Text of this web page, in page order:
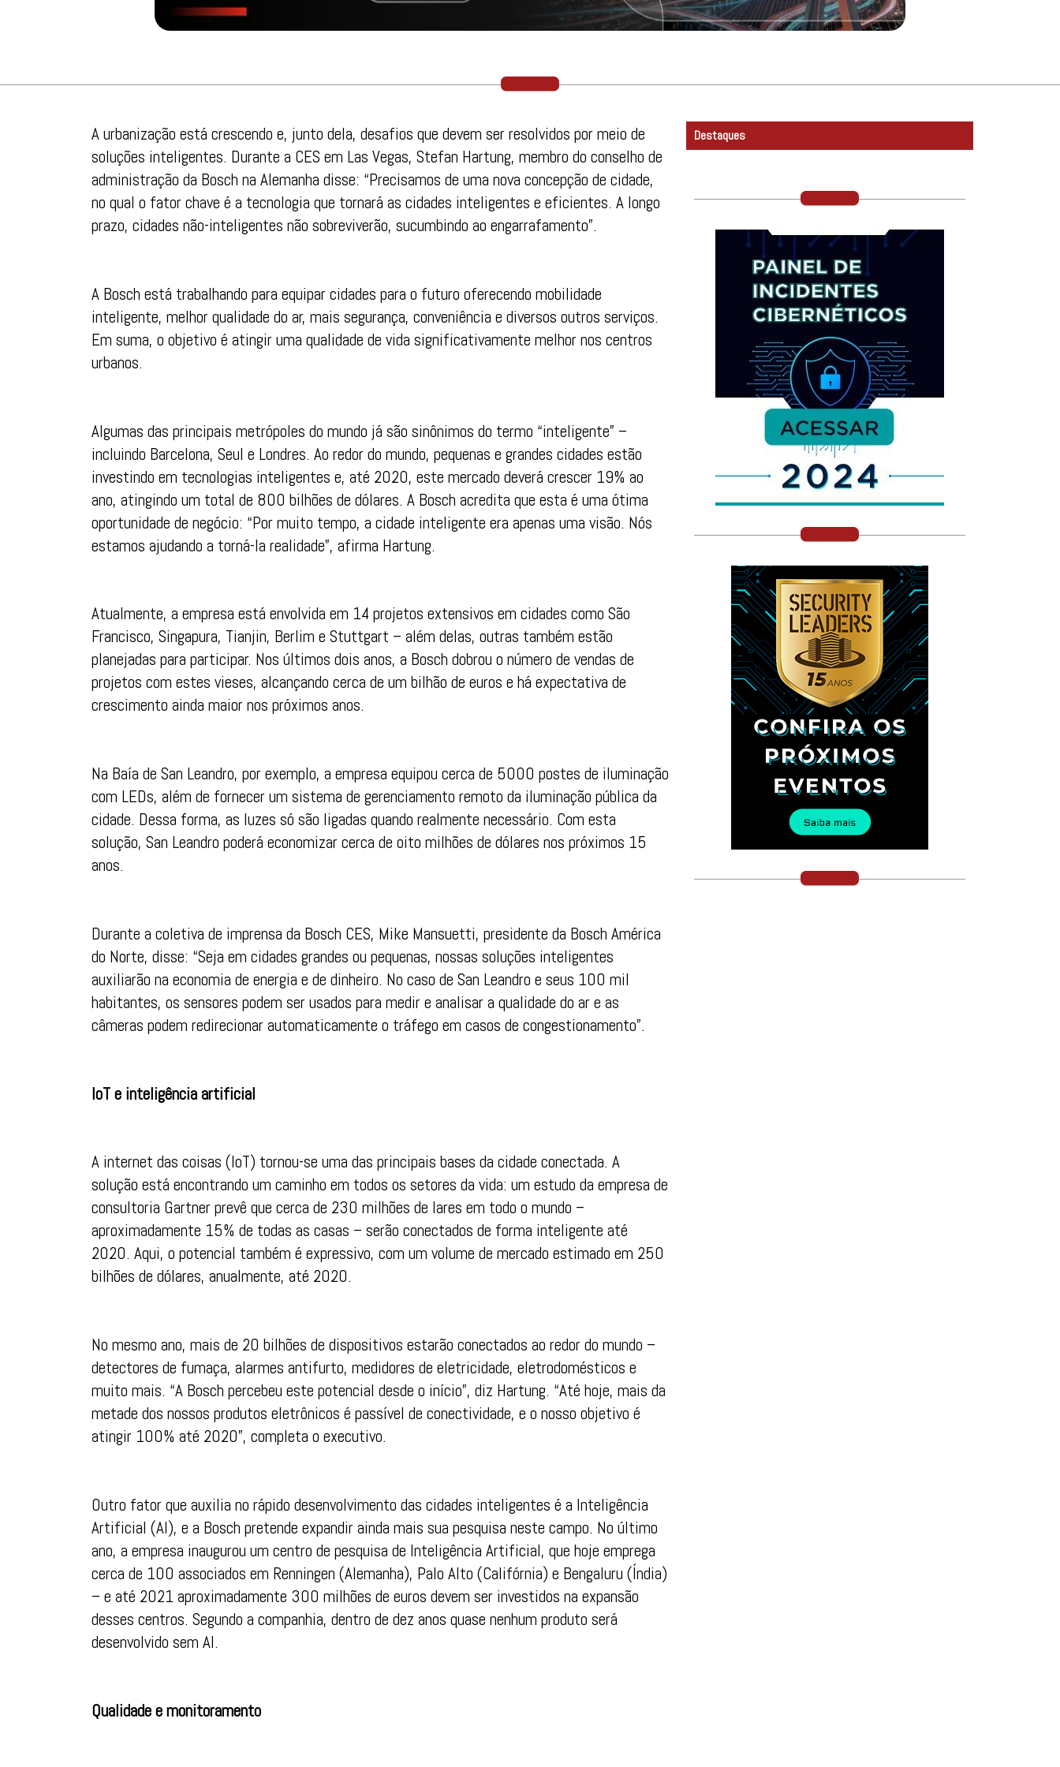
A urbanização está crescendo e, junto dela, desafios que devem ser resolvidos por meio de
soluções inteligentes. Durante a CES em Las Vegas, Stefan Hartung, membro do conselho de
administração da Bosch na Alemanha disse: “Precisamos de uma nova concepção de cidade,
no qual o fator chave é a tecnologia que tornará as cidades inteligentes e eficientes. A longo
prazo, cidades não-inteligentes não sobreviverão, sucumbindo ao engarrafamento”.
A Bosch está trabalhando para equipar cidades para o futuro oferecendo mobilidade
inteligente, melhor qualidade do ar, mais segurança, conveniência e diversos outros serviços.
Em suma, o objetivo é atingir uma qualidade de vida significativamente melhor nos centros
urbanos.
Algumas das principais metrópoles do mundo já são sinônimos do termo “inteligente” –
incluindo Barcelona, Seul e Londres. Ao redor do mundo, pequenas e grandes cidades estão
investindo em tecnologias inteligentes e, até 2020, este mercado deverá crescer 19% ao
ano, atingindo um total de 800 bilhões de dólares. A Bosch acredita que esta é uma ótima
oportunidade de negócio: “Por muito tempo, a cidade inteligente era apenas uma visão. Nós
estamos ajudando a torná-la realidade”, afirma Hartung.
Atualmente, a empresa está envolvida em 14 projetos extensivos em cidades como São
Francisco, Singapura, Tianjin, Berlim e Stuttgart – além delas, outras também estão
planejadas para participar. Nos últimos dois anos, a Bosch dobrou o número de vendas de
projetos com estes vieses, alcançando cerca de um bilhão de euros e há expectativa de
crescimento ainda maior nos próximos anos.
Na Baía de San Leandro, por exemplo, a empresa equipou cerca de 5000 postes de iluminação
com LEDs, além de fornecer um sistema de gerenciamento remoto da iluminação pública da
cidade. Dessa forma, as luzes só são ligadas quando realmente necessário. Com esta
solução, San Leandro poderá economizar cerca de oito milhões de dólares nos próximos 15
anos.
Durante a coletiva de imprensa da Bosch CES, Mike Mansuetti, presidente da Bosch América
do Norte, disse: “Seja em cidades grandes ou pequenas, nossas soluções inteligentes
auxiliarão na economia de energia e de dinheiro. No caso de San Leandro e seus 100 mil
habitantes, os sensores podem ser usados para medir e analisar a qualidade do ar e as
câmeras podem redirecionar automaticamente o tráfego em casos de congestionamento”.
IoT e inteligência artificial
A internet das coisas (IoT) tornou-se uma das principais bases da cidade conectada. A
solução está encontrando um caminho em todos os setores da vida: um estudo da empresa de
consultoria Gartner prevê que cerca de 230 milhões de lares em todo o mundo –
aproximadamente 15% de todas as casas – serão conectados de forma inteligente até
2020. Aqui, o potencial também é expressivo, com um volume de mercado estimado em 250
bilhões de dólares, anualmente, até 2020.
No mesmo ano, mais de 20 bilhões de dispositivos estarão conectados ao redor do mundo –
detectores de fumaça, alarmes antifurto, medidores de eletricidade, eletrodomésticos e
muito mais. “A Bosch percebeu este potencial desde o início”, diz Hartung. “Até hoje, mais da
metade dos nossos produtos eletrônicos é passível de conectividade, e o nosso objetivo é
atingir 100% até 2020”, completa o executivo.
Outro fator que auxilia no rápido desenvolvimento das cidades inteligentes é a Inteligência
Artificial (AI), e a Bosch pretende expandir ainda mais sua pesquisa neste campo. No último
ano, a empresa inaugurou um centro de pesquisa de Inteligência Artificial, que hoje emprega
cerca de 100 associados em Renningen (Alemanha), Palo Alto (Califórnia) e Bengaluru (Índia)
– e até 2021 aproximadamente 300 milhões de euros devem ser investidos na expansão
desses centros. Segundo a companhia, dentro de dez anos quase nenhum produto será
desenvolvido sem AI.
Qualidade e monitoramento
Destaques